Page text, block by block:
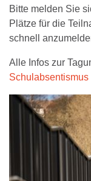
Bitte melden Sie
Plätze für die
schnell
Alle Infos zur
Schulabsentismus